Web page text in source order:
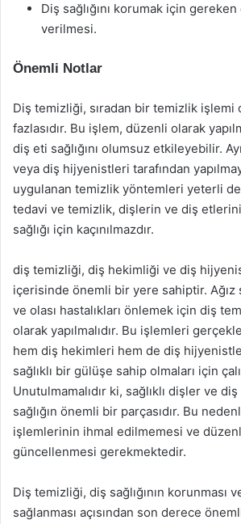
Diş sağlığını korumak için
verilmesi.
Önemli Notlar
Diş temizliği, sıradan bir temizlik işlemi
fazlasıdır. Bu işlem, düzenli olarak
diş eti sağlığını olumsuz etkileyebilir.
veya diş hijyenistleri tarafından
uygulanan temizlik yöntemleri yeterli
tedavi ve temizlik, dişlerin ve diş
sağlığı için kaçınılmazdır.
diş temizliği, diş hekimliği ve diş
içerisinde önemli bir yere sahiptir. Ağız
ve olası hastalıkları önlemek için diş
olarak yapılmalıdır. Bu işlemleri
hem diş hekimleri hem de diş
sağlıklı bir gülüşe sahip olmaları için
Unutulmamalıdır ki, sağlıklı dişler ve
sağlığın önemli bir parçasıdır. Bu
işlemlerinin ihmal edilmemesi ve
güncellenmesi gerekmektedir.
Diş temizliği, diş sağlığının korunması
sağlanması açısından son derece